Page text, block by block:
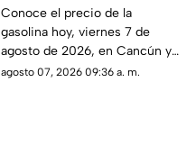
precio de la gasolina
HOY, viernes 7 de
agosto de 2026, en
Quintana Roo
Conoce el precio de la
gasolina hoy, viernes 7 de
agosto de 2026, en Cancún y
el resto de Quintana Roo. Este
agosto 07, 2026 09:36 a. m.